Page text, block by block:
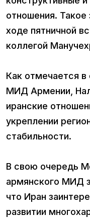
отношения. Такое
ходе пятничной
коллегой
Как отмечается
МИД Армении,
иранские
укреплении
стабильности.
В свою очередь
армянского МИД
что Иран
развитии